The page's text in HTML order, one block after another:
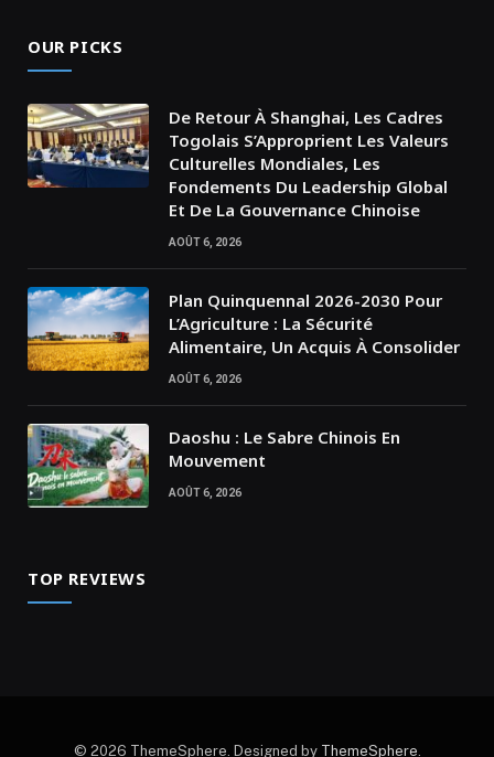
OUR PICKS
De Retour À Shanghai, Les Cadres
Togolais S’Approprient Les Valeurs
Culturelles Mondiales, Les
Fondements Du Leadership Global
Et De La Gouvernance Chinoise
AOÛT 6, 2026
Plan Quinquennal 2026-2030 Pour
L’Agriculture : La Sécurité
Alimentaire, Un Acquis À Consolider
AOÛT 6, 2026
Daoshu : Le Sabre Chinois En
Mouvement
AOÛT 6, 2026
TOP REVIEWS
© 2026 ThemeSphere. Designed by ThemeSphere.